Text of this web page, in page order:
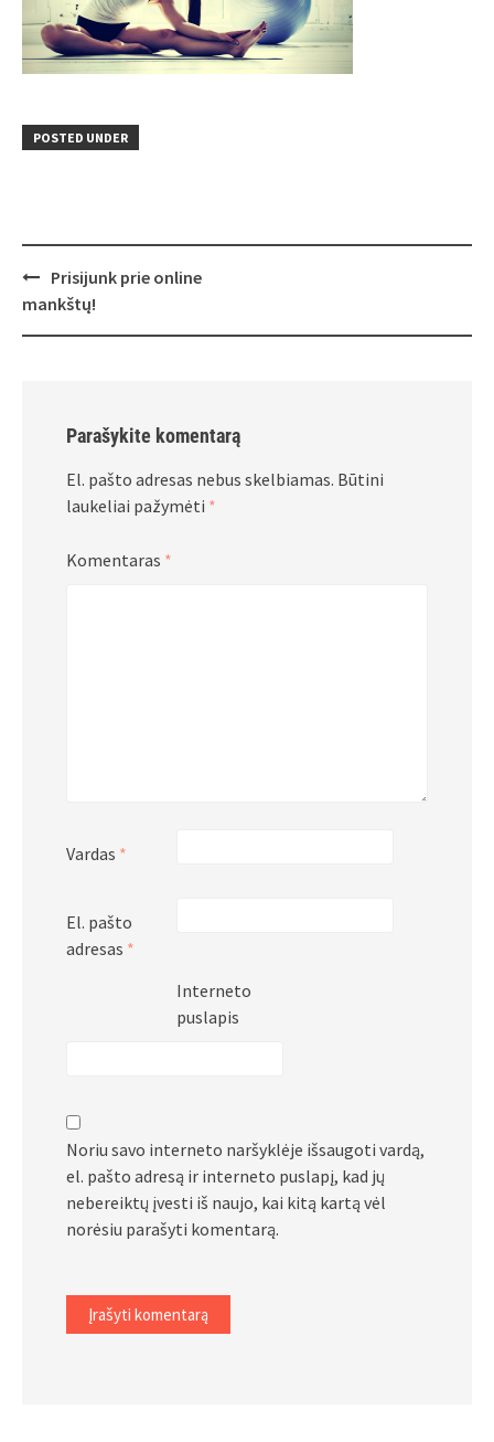
POSTED UNDER
Post
navigation
Prisijunk prie online
mankštų!
Parašykite komentarą
El. pašto adresas nebus skelbiamas. Būtini
laukeliai pažymėti *
Komentaras *
Vardas *
El. pašto
adresas *
Interneto
puslapis
Noriu savo interneto naršyklėje išsaugoti vardą,
el. pašto adresą ir interneto puslapį, kad jų
nebereiktų įvesti iš naujo, kai kitą kartą vėl
norėsiu parašyti komentarą.